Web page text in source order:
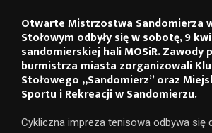
Otwarte Mistrzostwa Sandomierza
Stołowym odbyły się w sobotę, 9
sandomierskiej hali MOSiR.
burmistrza miasta zorganizowali
Stołowego „Sandomierz” oraz
Sportu i Rekreacji w Sandomierzu.
Cykliczna impreza tenisowa odbywa się